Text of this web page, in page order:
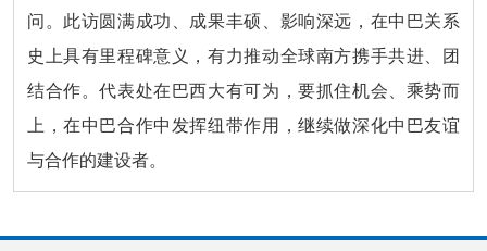
问。此访圆满成功、成果丰硕、影响深远，在中巴关系
史上具有里程碑意义，有力推动全球南方携手共进、团
结合作。代表处在巴西大有可为，要抓住机会、乘势而
上，在中巴合作中发挥纽带作用，继续做深化中巴友谊
与合作的建设者。